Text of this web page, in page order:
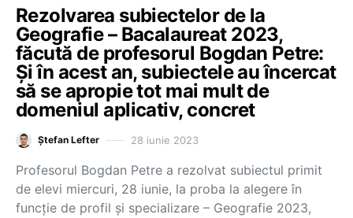
Rezolvarea subiectelor de la
Geografie – Bacalaureat 2023,
făcută de profesorul Bogdan Petre:
Și în acest an, subiectele au încercat
să se apropie tot mai mult de
domeniul aplicativ, concret
Ștefan Lefter 28 iunie 2023
Profesorul Bogdan Petre a rezolvat subiectul primit
de elevi miercuri, 28 iunie, la proba la alegere în
funcție de profil și specializare – Geografie 2023,